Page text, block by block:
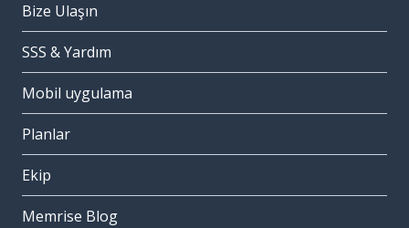
Bize Ulaşın
SSS & Yardım
Mobil uygulama
Planlar
Ekip
Memrise Blog